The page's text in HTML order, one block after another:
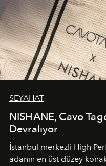
SEYAHAT
NISHANE, Cavo
Devralıyor
İstanbul merkezli High
adanın en üst düzey